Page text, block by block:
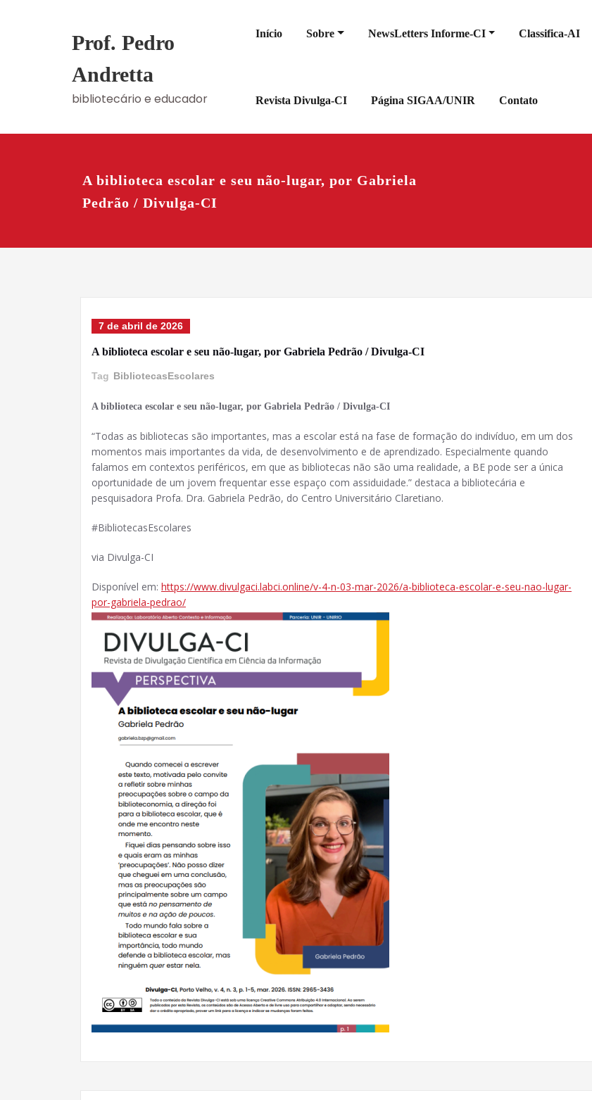
Prof. Pedro
Andretta
bibliotecário e educador
Início Sobre NewsLetters Informe-CI Classifica-AI
Revista Divulga-CI Página SIGAA/UNIR Contato
A biblioteca escolar e seu não-lugar, por Gabriela
Pedrão / Divulga-CI
7 de abril de 2026
A biblioteca escolar e seu não-lugar, por Gabriela Pedrão / Divulga-CI
Tag BibliotecasEscolares
A biblioteca escolar e seu não-lugar, por Gabriela Pedrão / Divulga-CI
“Todas as bibliotecas são importantes, mas a escolar está na fase de formação do indivíduo, em um dos
momentos mais importantes da vida, de desenvolvimento e de aprendizado. Especialmente quando
falamos em contextos periféricos, em que as bibliotecas não são uma realidade, a BE pode ser a única
oportunidade de um jovem frequentar esse espaço com assiduidade.” destaca a bibliotecária e
pesquisadora Profa. Dra. Gabriela Pedrão, do Centro Universitário Claretiano.
#BibliotecasEscolares
via Divulga-CI
Disponível em: https://www.divulgaci.labci.online/v-4-n-03-mar-2026/a-biblioteca-escolar-e-seu-nao-lugar-
por-gabriela-pedrao/